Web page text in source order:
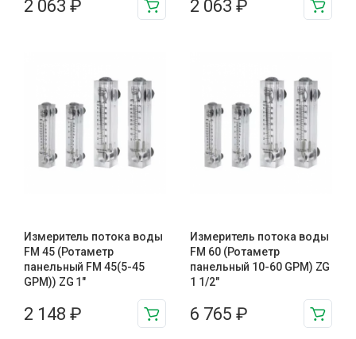
2 063 ₽ 2 063 ₽
Измеритель потока воды
FM 45 (Ротаметр
панельный FM 45(5-45
GPM)) ZG 1″
2 148 ₽
Измеритель потока воды
FM 60 (Ротаметр
панельный 10-60 GPM) ZG
1 1/2″
6 765 ₽